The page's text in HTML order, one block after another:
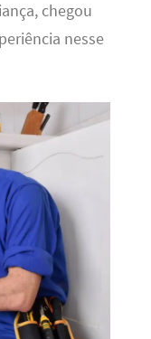
chegou
nesse